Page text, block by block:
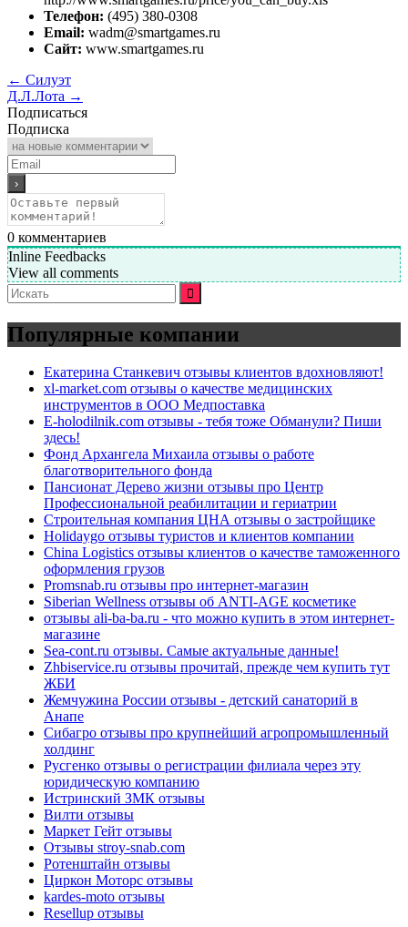
Телефон: (495) 380-0308
Email: wadm@smartgames.ru
Сайт: www.smartgames.ru
← Силуэт
Д.Л.Лота →
Подписаться
Подписка
0 комментариев
Inline Feedbacks
View all comments
Искать:
Популярные компании
Екатерина Станкевич отзывы клиентов вдохновляют!
xl-market.com отзывы о качестве медицинских
инструментов в ООО Медпоставка
E-holodilnik.com отзывы - тебя тоже Обманули? Пиши
здесь!
Фонд Архангела Михаила отзывы о работе
благотворительного фонда
Пансионат Дерево жизни отзывы про Центр
Профессиональной реабилитации и гериатрии
Строительная компания ЦНА отзывы о застройщике
Holidaygo отзывы туристов и клиентов компании
China Logistics отзывы клиентов о качестве таможенного
оформления грузов
Promsnab.ru отзывы про интернет-магазин
Siberian Wellness отзывы об ANTI-AGE косметике
отзывы ali-ba-ba.ru - что можно купить в этом интернет-
магазине
Sea-cont.ru отзывы. Самые актуальные данные!
Zhbiservice.ru отзывы прочитай, прежде чем купить тут
ЖБИ
Жемчужина России отзывы - детский санаторий в
Анапе
Сибагро отзывы про крупнейший агропромышленный
холдинг
Русгенко отзывы о регистрации филиала через эту
юридическую компанию
Истринский ЗМК отзывы
Вилти отзывы
Маркет Гейт отзывы
Отзывы stroy-snab.com
Ротенштайн отзывы
Циркон Моторс отзывы
kardes-moto отзывы
Resellup отзывы